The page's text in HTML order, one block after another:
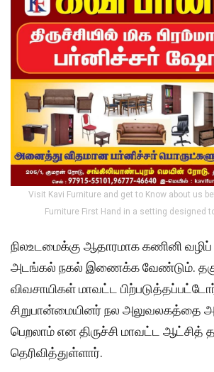
Visit Kavi Furniture and get to Know about us
Furniture First Hand in a setting designed
நிலஉடமைக்கு ஆதாரமாக கணினி வழிப்
அடங்கல் நகல் இணைக்க வேண்டும்.
விவசாயிகள் மாவட்ட
சிறுபான்மையினர் நல அலுவலகத்தை
பெறலாம் என திருச்சி மாவட்ட ஆட்சித்
தெரிவித்துள்ளார்.